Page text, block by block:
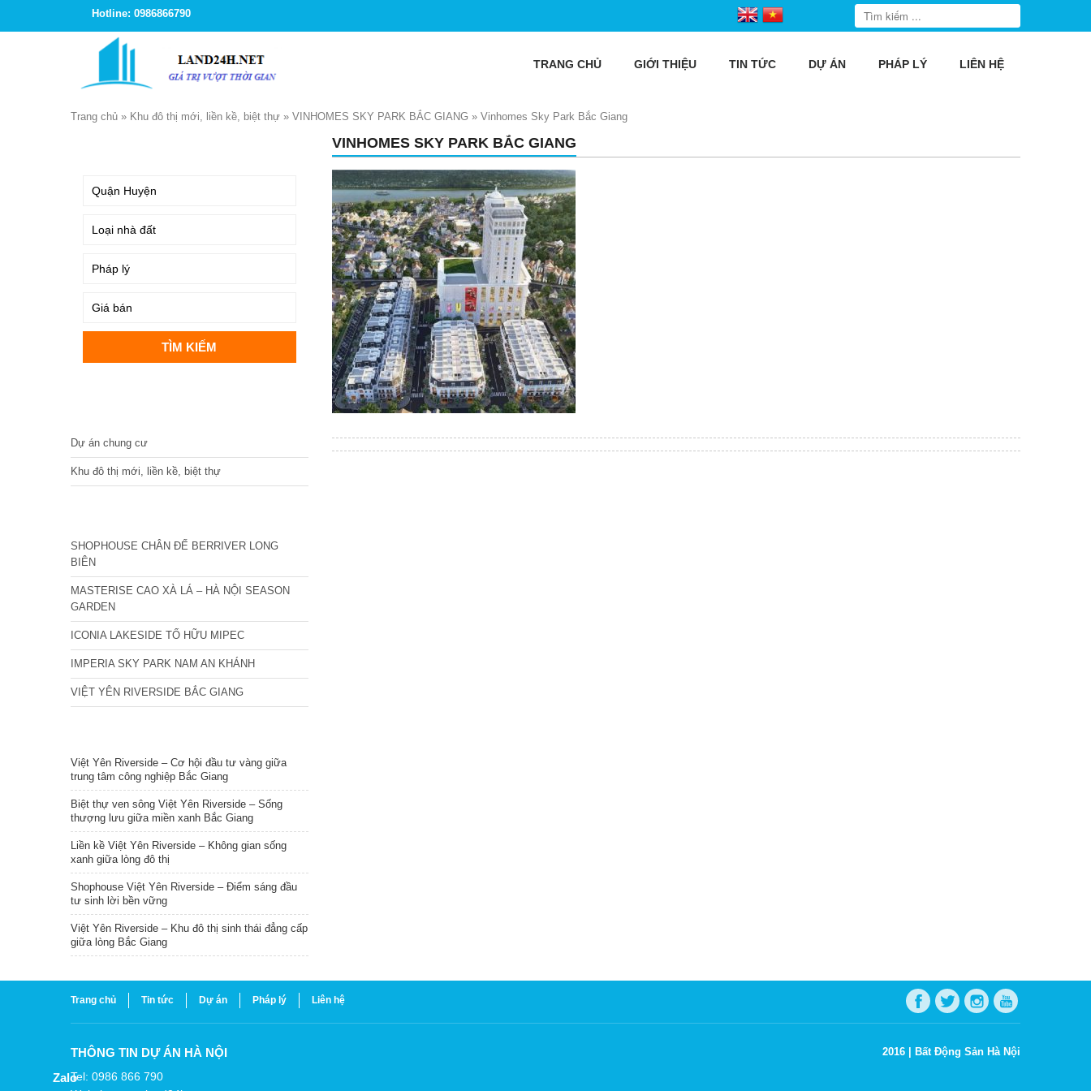
Hotline: 0986866790
TRANG CHỦ GIỚI THIỆU TIN TỨC DỰ ÁN PHÁP LÝ LIÊN HỆ
Trang chủ » Khu đô thị mới, liền kề, biệt thự » VINHOMES SKY PARK BẮC GIANG » Vinhomes Sky Park Bắc Giang
VINHOMES SKY PARK BẮC GIANG
Dự án chung cư
Khu đô thị mới, liền kề, biệt thự
SHOPHOUSE CHÂN ĐẾ BERRIVER LONG
BIÊN
MASTERISE CAO XÀ LÁ – HÀ NỘI SEASON
GARDEN
ICONIA LAKESIDE TỐ HỮU MIPEC
IMPERIA SKY PARK NAM AN KHÁNH
VIỆT YÊN RIVERSIDE BẮC GIANG
Việt Yên Riverside – Cơ hội đầu tư vàng giữa
trung tâm công nghiệp Bắc Giang
Biệt thự ven sông Việt Yên Riverside – Sống
thượng lưu giữa miền xanh Bắc Giang
Liền kề Việt Yên Riverside – Không gian sống
xanh giữa lòng đô thị
Shophouse Việt Yên Riverside – Điểm sáng đầu
tư sinh lời bền vững
Việt Yên Riverside – Khu đô thị sinh thái đẳng cấp
giữa lòng Bắc Giang
Trang chủ Tin tức Dự án Pháp lý Liên hệ
THÔNG TIN DỰ ÁN HÀ NỘI
Tel: 0986 866 790
2016 | Bất Động Sản Hà Nội
Zalo